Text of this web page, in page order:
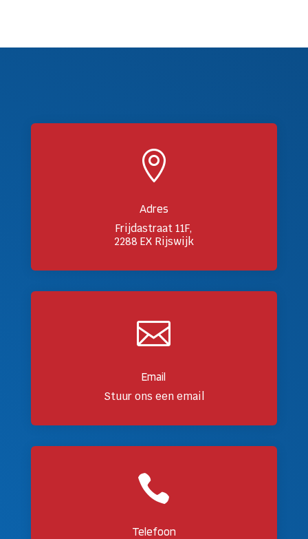

Adres
Frijdastraat 11F,
2288 EX Rijswijk

Email
Stuur ons een email

Telefoon